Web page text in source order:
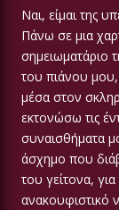
Ναι, είμαι της
Πάνω σε μια
σημειωματάριο
του πιάνου
μέσα στον
εκτονώσω τις
συναισθήματα
άσχημο που
του γείτονα,
ανακουφιστικό